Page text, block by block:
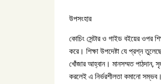
উপসংহার
কোচিং সেন্টার ও গাইড বইয়ের ওপর
করে। শিক্ষা উপদেষ্টা যে প্রশ্ন
খোঁজার আহ্বান। মানসম্মত পাঠদান,
করলেই এ নির্ভরশীলতা কমানো